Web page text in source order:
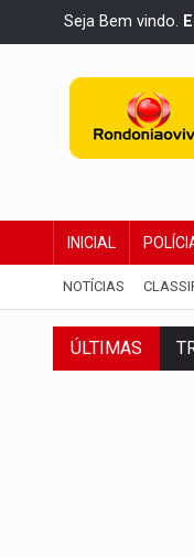
Seja Bem vindo.
INICIAL
NOTÍCIAS
ÚLTIMAS